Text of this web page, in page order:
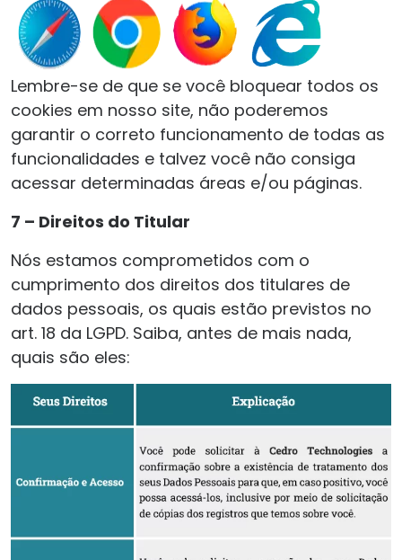
Lembre-se de que se você bloquear todos os
cookies em nosso site, não poderemos
garantir o correto funcionamento de todas as
funcionalidades e talvez você não consiga
acessar determinadas áreas e/ou páginas.
7 – Direitos do Titular
Nós estamos comprometidos com o
cumprimento dos direitos dos titulares de
dados pessoais, os quais estão previstos no
art. 18 da LGPD. Saiba, antes de mais nada,
quais são eles: